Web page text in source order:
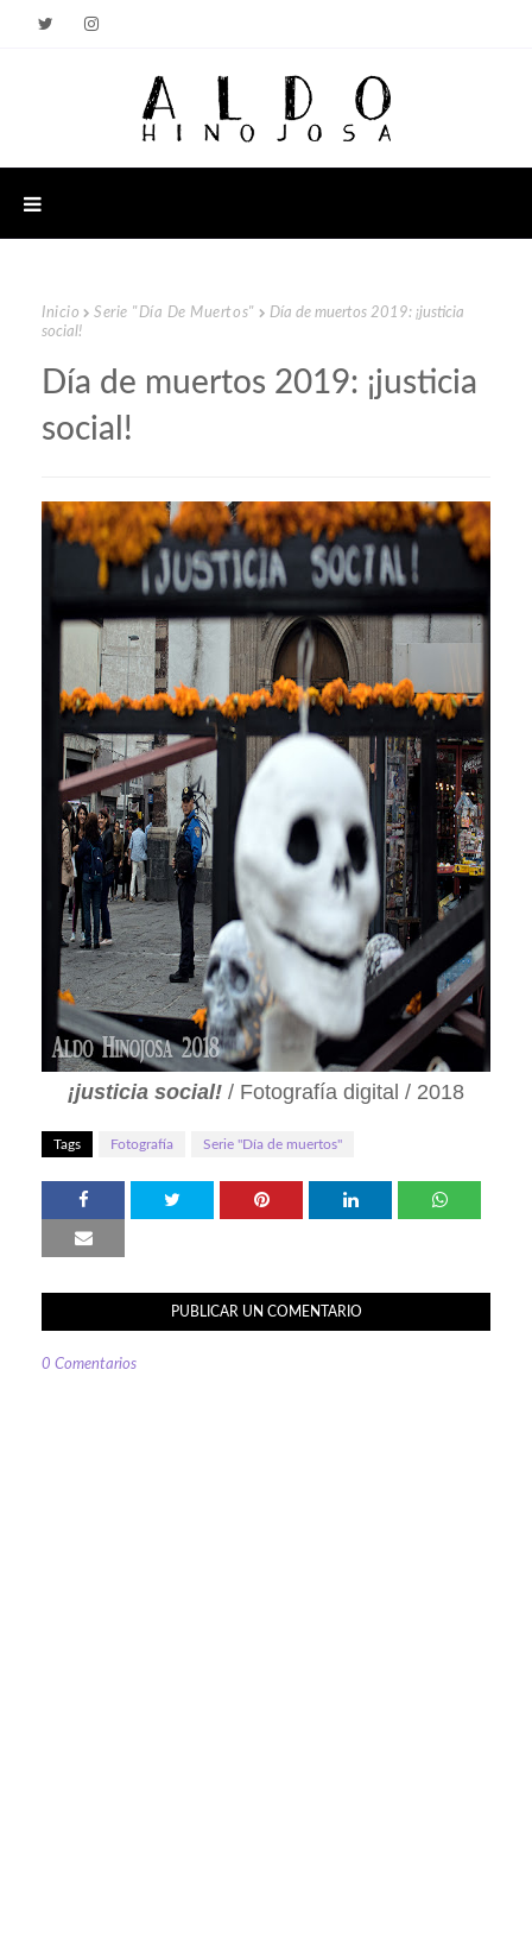
Inicio Serie "Día De Muertos"
Día de muertos 2019: ¡justicia
social!
Día de muertos 2019: ¡justicia
social!
¡justicia social! / Fotografía digital / 2018
Tags Fotografía Serie "Día de muertos"
PUBLICAR UN COMENTARIO
0 Comentarios